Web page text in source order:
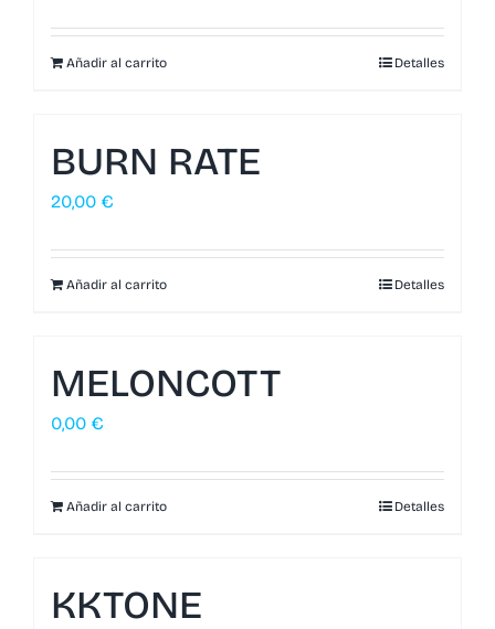
Añadir al carrito Detalles
BURN RATE
20,00 €
Añadir al carrito Detalles
MELONCOTT
0,00 €
Añadir al carrito Detalles
KKTONE